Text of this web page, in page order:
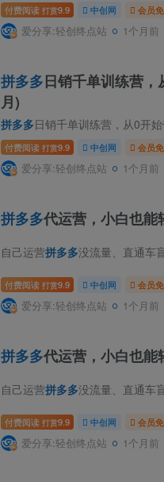
付费阅读 打赏9.9 中创网 会员
爱分享:轻创终点站 1个月前
拼多多日销千单训练营
月)
拼多多日销千单训练营，从0开始带
付费阅读 打赏9.9 中创网 会员
爱分享:轻创终点站 1个月前
拼多多代运营，小白也能
自己运营拼多多没流量、直通车盲目
付费阅读 打赏9.9 中创网 会员
爱分享:轻创终点站 1个月前
拼多多代运营，小白也能
自己运营拼多多没流量、直通车盲目
付费阅读 打赏9.9 中创网 会员
爱分享:轻创终点站 1个月前